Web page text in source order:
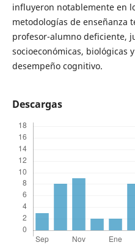
influyeron notablemente en
metodologías de enseñanza
profesor-alumno deficiente,
socioeconómicas, biológicas
desempeño cognitivo.
Descargas